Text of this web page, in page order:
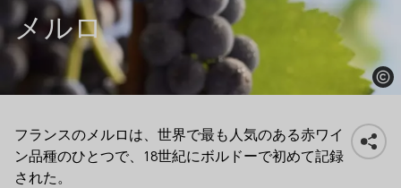
メルロ
フランスのメルロは、世界で最も人気のある赤ワイ
ン品種のひとつで、18世紀にボルドーで初めて記録
された。